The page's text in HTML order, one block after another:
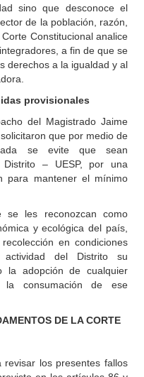
sino que desconoce el
de la población, razón,
Constitucional analice
a fin de que se
derechos a la igualdad y al
provisionales
del Magistrado Jaime
que por medio de
se evite que sean
Distrito – UESP, por una
para mantener el mínimo
se les reconozcan como
y ecológica del país,
en condiciones
actividad del Distrito su
la adopción de cualquier
la consumación de ese
DE LA CORTE
los presentes fallos